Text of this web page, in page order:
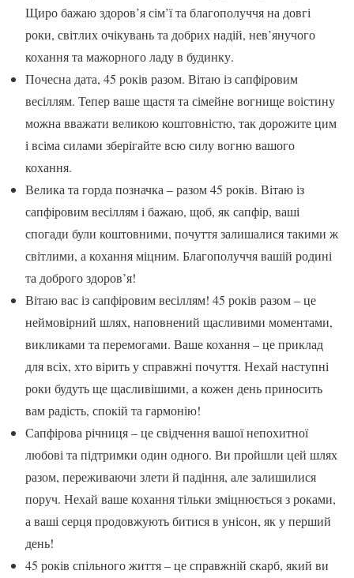
Щиро бажаю здоров’я сім’ї та благополуччя на довгі
роки, світлих очікувань та добрих надій, нев’янучого
кохання та мажорного ладу в будинку.
Почесна дата, 45 років разом. Вітаю із сапфіровим
весіллям. Тепер ваше щастя та сімейне вогнище воістину
можна вважати великою коштовністю, так дорожите цим
і всіма силами зберігайте всю силу вогню вашого
кохання.
Велика та горда позначка – разом 45 років. Вітаю із
сапфіровим весіллям і бажаю, щоб, як сапфір, ваші
спогади були коштовними, почуття залишалися такими ж
світлими, а кохання міцним. Благополуччя вашій родині
та доброго здоров’я!
Вітаю вас із сапфіровим весіллям! 45 років разом – це
неймовірний шлях, наповнений щасливими моментами,
викликами та перемогами. Ваше кохання – це приклад
для всіх, хто вірить у справжні почуття. Нехай наступні
роки будуть ще щасливішими, а кожен день приносить
вам радість, спокій та гармонію!
Сапфірова річниця – це свідчення вашої непохитної
любові та підтримки один одного. Ви пройшли цей шлях
разом, переживаючи злети й падіння, але залишилися
поруч. Нехай ваше кохання тільки зміцнюється з роками,
а ваші серця продовжують битися в унісон, як у перший
день!
45 років спільного життя – це справжній скарб, який ви